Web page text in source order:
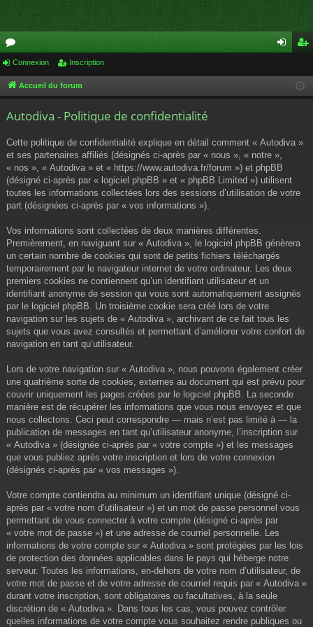
or
u cri
Connexion Inscription
Accueil du forum
Autodiva - Politique de confidentialité
Cette politique de confidentialité explique en détail comment « Autodiva »
et ses partenaires affiliés (désignés ci-après par « nous », « notre »,
« nos », « Autodiva » et « https://www.autodiva.fr/forum ») et phpBB
(désigné ci-après par « logiciel phpBB » et « phpBB Limited ») utilisent
toutes les informations collectées lors des sessions d’utilisation de votre
part (désignées ci-après par « vos informations »).
Vos informations sont collectées de deux manières différentes.
Premièrement, en naviguant sur « Autodiva », le logiciel phpBB génèrera
un certain nombre de cookies qui sont de petits fichiers téléchargés
temporairement par le navigateur internet de votre ordinateur. Les deux
premiers cookies ne contiennent qu’un identifiant utilisateur et un
identifiant anonyme de session qui vous sont automatiquement assignés
par le logiciel phpBB. Un troisième cookie sera créé lors de votre
navigation sur les sujets de « Autodiva », archivant de ce fait tous les
sujets que vous avez consultés et permettant d’améliorer votre confort de
navigation en tant qu’utilisateur.
Lors de votre navigation sur « Autodiva », nous pouvons également créer
une quatrième sorte de cookies, externes au document qui est prévu pour
couvrir uniquement les pages créées par le logiciel phpBB. La seconde
manière est de récupérer les informations que vous nous envoyez et que
nous collectons. Ceci peut correspondre — mais n’est pas limité à — la
publication de messages en tant qu’utilisateur anonyme, l’inscription sur
« Autodiva » (désignée ci-après par « votre compte ») et les messages
que vous publiez après votre inscription et lors de votre connexion
(désignés ci-après par « vos messages »).
Votre compte contiendra au minimum un identifiant unique (désigné ci-
après par « votre nom d’utilisateur ») et un mot de passe personnel vous
permettant de vous connecter à votre compte (désigné ci-après par
« votre mot de passe ») et une adresse de courriel personnelle. Les
informations de votre compte sur « Autodiva » sont protégées par les lois
de protection des données applicables dans le pays qui héberge notre
serveur. Toutes les informations, en-dehors de votre nom d’utilisateur, de
votre mot de passe et de votre adresse de courriel requis par « Autodiva »
durant votre inscription, sont obligatoires ou facultatives, à la seule
discrétion de « Autodiva ». Dans tous les cas, vous pouvez contrôler
quelles informations de votre compte vous souhaitez rendre publiques ou